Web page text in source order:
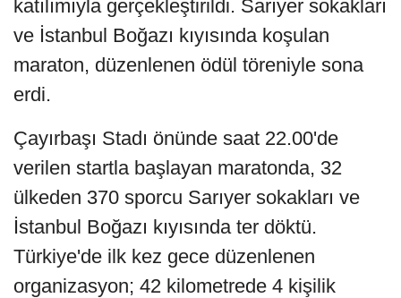
katılımıyla gerçekleştirildi. Sarıyer sokakları
ve İstanbul Boğazı kıyısında koşulan
maraton, düzenlenen ödül töreniyle sona
erdi.
Çayırbaşı Stadı önünde saat 22.00'de
verilen startla başlayan maratonda, 32
ülkeden 370 sporcu Sarıyer sokakları ve
İstanbul Boğazı kıyısında ter döktü.
Türkiye'de ilk kez gece düzenlenen
organizasyon; 42 kilometrede 4 kişilik